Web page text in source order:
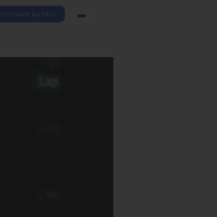
konto